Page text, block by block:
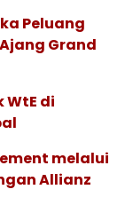
Peluang
Grand
WtE di
melalui
Allianz